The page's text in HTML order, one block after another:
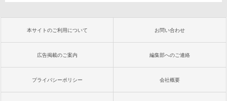
本サイトのご利用について お問い合わせ
広告掲載のご案内 編集部へのご連絡
プライバシーポリシー 会社概要